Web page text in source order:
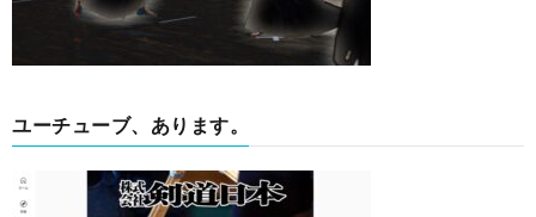
ユーチューブ、あります。